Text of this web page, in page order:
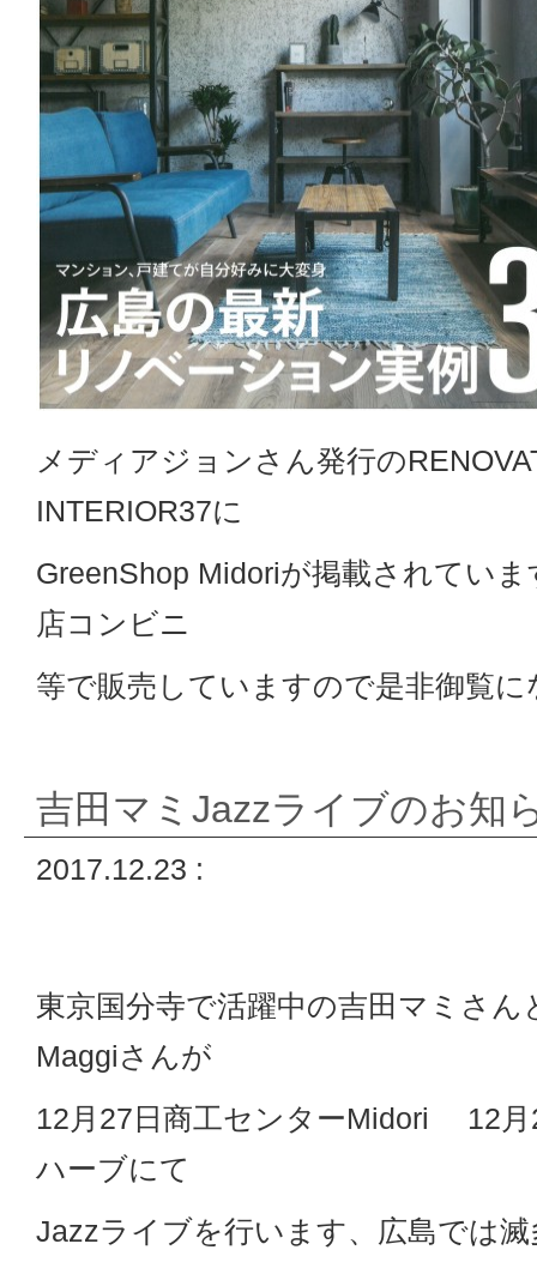
メディアジョンさん発行の
INTERIOR37に
GreenShop Midoriが掲載されてい
店コンビニ
等で販売していますので是非御覧
吉田マミJazzライブのお知
2017.12.23 :
東京国分寺で活躍中の吉田マミさん
Maggiさんが
12月27日商工センターMidori 12月
ハーブにて
Jazzライブを行います、広島では